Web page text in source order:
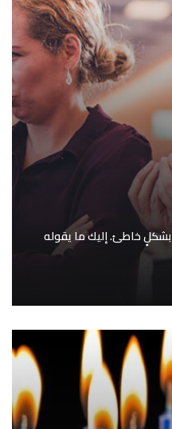
خاطئ. إليك ما يقوله